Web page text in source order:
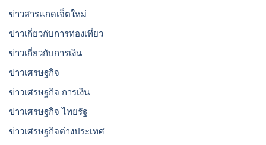
ข่าวสารแกดเจ็ตใหม่
ข่าวเกี่ยวกับการท่องเที่ยว
ข่าวเกี่ยวกับการเงิน
ข่าวเศรษฐกิจ
ข่าวเศรษฐกิจ การเงิน
ข่าวเศรษฐกิจ ไทยรัฐ
ข่าวเศรษฐกิจต่างประเทศ